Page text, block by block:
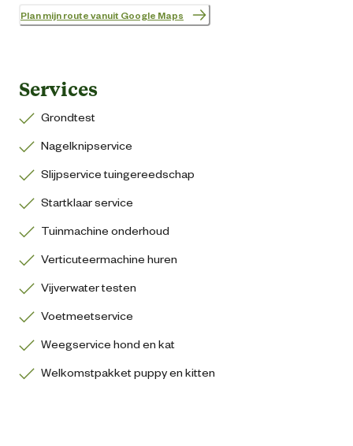
Plan mijn route vanuit Google Maps
Services
Grondtest
Nagelknipservice
Slijpservice tuingereedschap
Startklaar service
Tuinmachine onderhoud
Verticuteermachine huren
Vijverwater testen
Voetmeetservice
Weegservice hond en kat
Welkomstpakket puppy en kitten